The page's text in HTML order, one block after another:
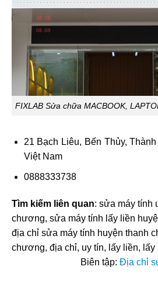
FIXLAB Sửa chữa MACBOOK,
21 Bạch Liêu, Bến Thủy,
Việt Nam
0888333738
Tìm kiếm liên quan: sửa máy tính
chương, sửa máy tính lấy liền
địa chỉ sửa máy tính huyện thanh
chương, địa chỉ, uy tín, lấy liền, lấy
Biên tập: Địa chỉ